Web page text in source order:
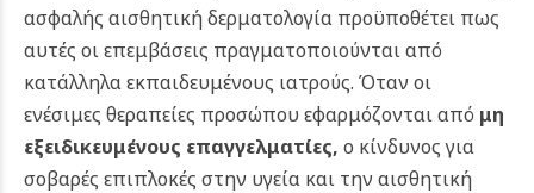
ασφαλής αισθητική δερματολογία προϋποθέτει πως
αυτές οι επεμβάσεις πραγματοποιούνται από
κατάλληλα εκπαιδευμένους ιατρούς. Όταν οι
ενέσιμες θεραπείες προσώπου εφαρμόζονται από μη
εξειδικευμένους επαγγελματίες, ο κίνδυνος για
σοβαρές επιπλοκές στην υγεία και την αισθητική